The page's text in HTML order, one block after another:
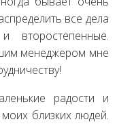
все дела
менеджером мне
радости и
близких людей.